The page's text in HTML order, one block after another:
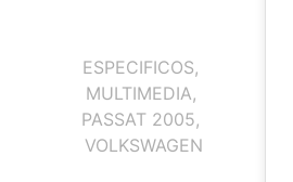
ESPECIFICOS,
MULTIMEDIA,
PASSAT 2005,
VOLKSWAGEN